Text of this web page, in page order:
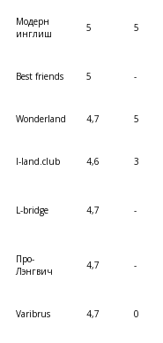
Модерн
инглиш
5 5
Best friends 5 -
Wonderland 4,7 5
I-land.club 4,6 3
L-bridge 4,7 -
Про-
Лэнгвич
4,7 -
Varibrus 4,7 0